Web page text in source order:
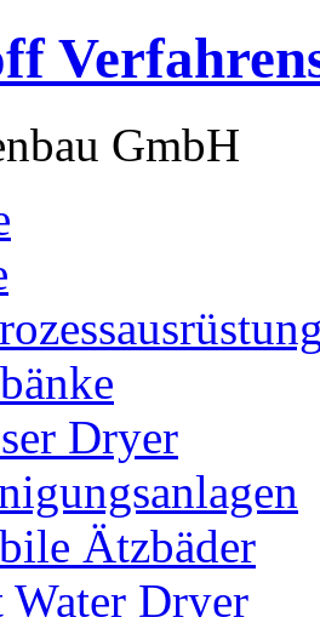
GmbH
Dryer
Ätzbäder
Water Dryer